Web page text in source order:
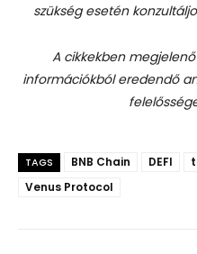
szükség esetén
A cikkekben
információkból eredendő
TAGS BNB Chain DEFI
Venus Protocol